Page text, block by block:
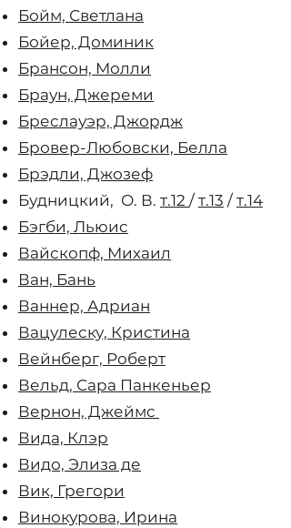
Бойм, Светлана
Бойер, Доминик
Брансон, Молли
Браун, Джереми
Бреслауэр, Джордж
Бровер-Любовски, Белла
Брэдли, Джозеф
Будницкий, О. В. т.12 / т.13 / т.14
Бэгби, Льюис
Вайскопф, Михаил
Ван, Бань
Ваннер, Адриан
Вацулеску, Кристина
Вейнберг, Роберт
Вельд, Сара Панкеньер
Вернон, Джеймс
Вида, Клэр
Видо, Элиза де
Вик, Грегори
Винокурова, Ирина